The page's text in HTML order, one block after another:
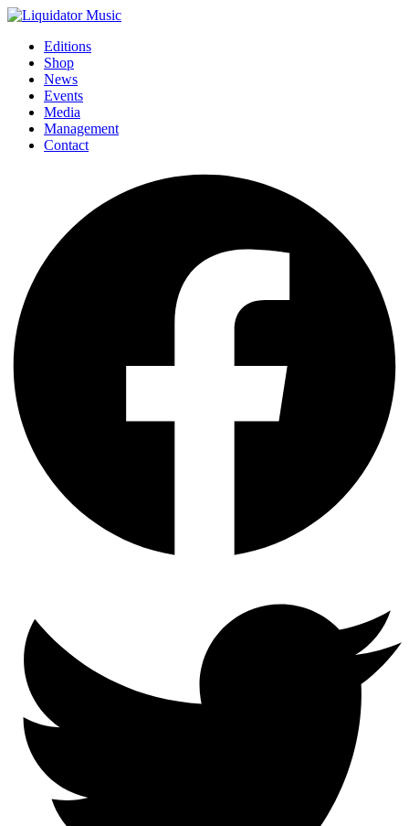
Editions
Shop
News
Events
Media
Management
Contact